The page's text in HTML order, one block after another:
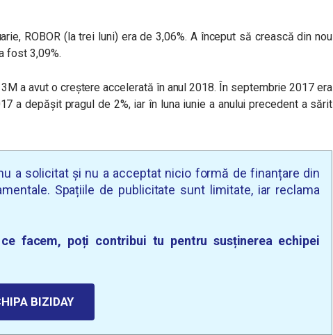
ROBOR (la trei luni) era de 3,06%. A început să crească din nou
fost 3,09%.
a avut o creștere accelerată în anul 2018. În septembrie 2017 era
a depășit pragul de 2%, iar în luna iunie a anului precedent a sărit
a solicitat și nu a acceptat nicio formă de finanțare din
Spațiile de publicitate sunt limitate, iar reclama
facem, poți contribui tu pentru susținerea echipei
BIZIDAY